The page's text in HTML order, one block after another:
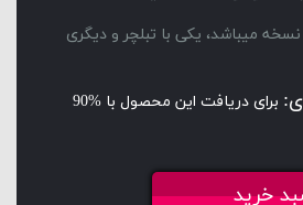
فایل PDF نت دارای 2 نسخه میباشد، یکی با تبلچر و دیگری
برای دریافت این محصول با %90
خرید